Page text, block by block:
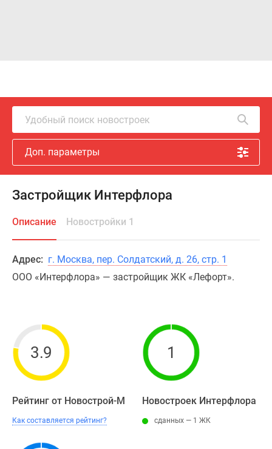
Удобный поиск новостроек
Доп. параметры
Застройщик Интерфлора
Описание Новостройки 1
Адрес: г. Москва, пер. Солдатский, д. 26, стр. 1
ООО «Интерфлора» — застройщик ЖК «Лефорт».
3.9
Рейтинг от Новострой-М
Как составляется рейтинг?
1
Новостроек Интерфлора
сданных — 1 ЖК